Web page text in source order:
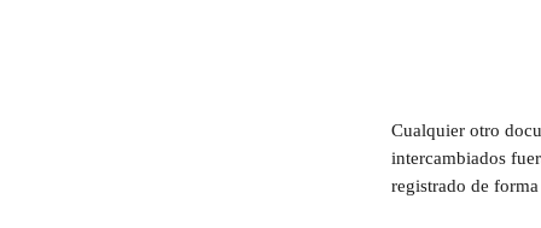
Cualquier otro
intercambiados
registrado de